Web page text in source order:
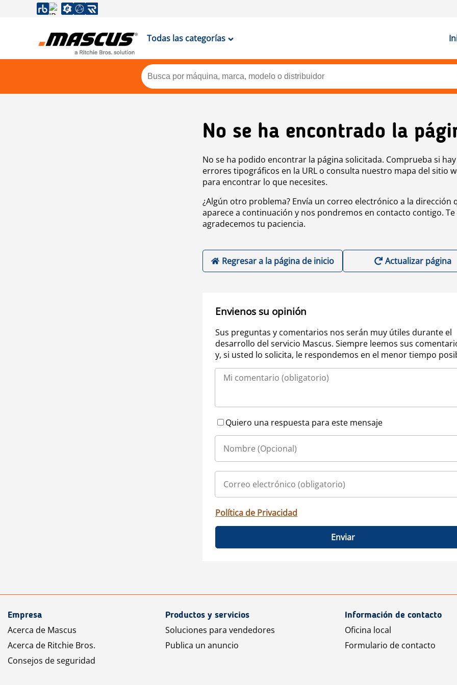
Todas las categorías
No se ha encontrado la
No se ha podido encontrar la página solicitada. Comprueba si hay
errores tipográficos en la URL o consulta nuestro mapa del sitio
para encontrar lo que necesites.
¿Algún otro problema? Envía un correo electrónico a la dirección
aparece a continuación y nos pondremos en contacto contigo. Te
agradecemos tu paciencia.
Regresar a la página de inicio Actualizar página
Envienos su opinión
Sus preguntas y comentarios nos serán muy útiles durante el
desarrollo del servicio Mascus. Siempre leemos sus
y, si usted lo solicita, le respondemos en el menor tiempo
Quiero una respuesta para este mensaje
Política de Privacidad
Enviar
Empresa
Acerca de Mascus
Acerca de Ritchie Bros.
Consejos de seguridad
Productos y servicios
Soluciones para vendedores
Publica un anuncio
Información de contacto
Oficina local
Formulario de contacto